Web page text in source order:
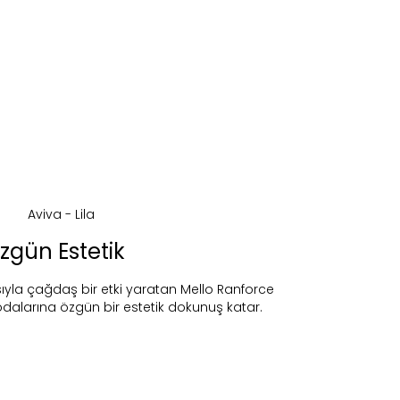
Estetik
çağdaş bir etki yaratan Mello Ranforce
özgün bir estetik dokunuş katar.